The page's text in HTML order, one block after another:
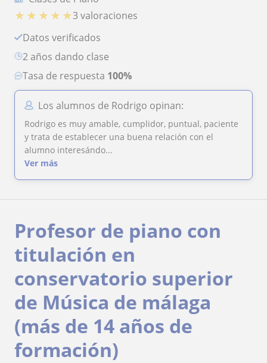
★ ★ ★ ★ ★3 valoraciones
Datos verificados
2 años dando clase
Tasa de respuesta 100%
Los alumnos de Rodrigo opinan:
Rodrigo es muy amable, cumplidor, puntual, paciente
y trata de establecer una buena relación con el
alumno interesándo...
Ver más
Profesor de piano con
titulación en
conservatorio superior
de Música de málaga
(más de 14 años de
formación)